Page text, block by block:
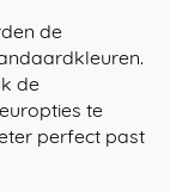
de
de
te
perfect past